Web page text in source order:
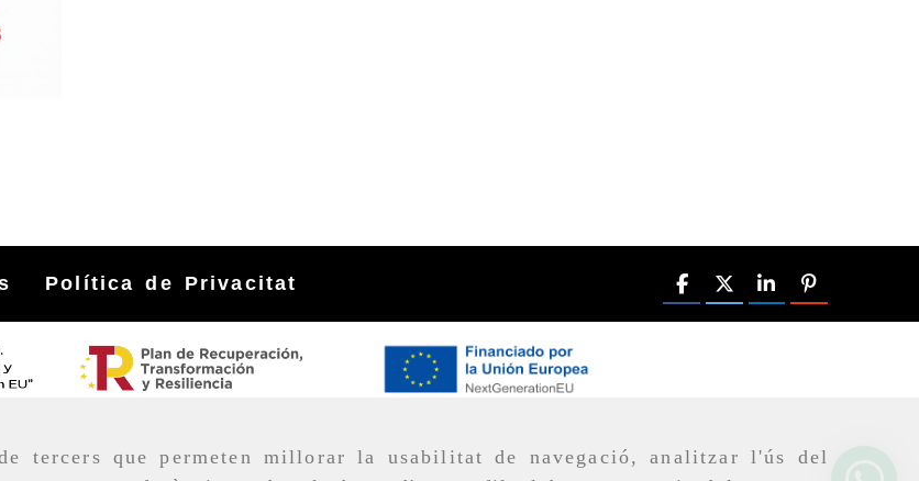
tercers que permeten millorar la usabilitat de navegació, analitzar l'ús del
Política de Privacitat